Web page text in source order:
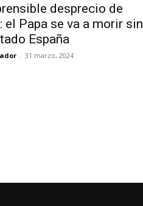
desprecio de
el Papa se va a morir sin
España
- 31 marzo, 2024